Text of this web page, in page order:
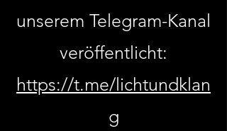
unserem Telegram-Kanal
veröffentlicht:
https://t.me/lichtundklan
g